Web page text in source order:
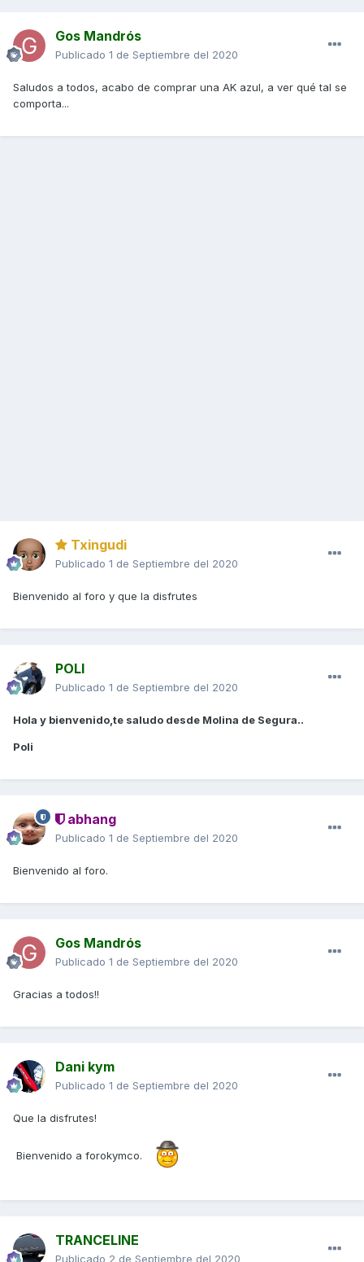
Gos Mandrós
Publicado 1 de Septiembre del 2020
Saludos a todos, acabo de comprar una AK azul, a ver qué tal se
comporta...
Txingudi
Publicado 1 de Septiembre del 2020
Bienvenido al foro y que la disfrutes
POLI
Publicado 1 de Septiembre del 2020
Hola y bienvenido,te saludo desde Molina de Segura..
Poli
abhang
Publicado 1 de Septiembre del 2020
Bienvenido al foro.
Gos Mandrós
Publicado 1 de Septiembre del 2020
Gracias a todos!!
Dani kym
Publicado 1 de Septiembre del 2020
Que la disfrutes!
Bienvenido a forokymco.
TRANCELINE
Publicado 2 de Septiembre del 2020